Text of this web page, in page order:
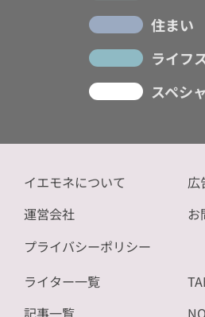
住まい
ライフ
スペシ
イエモネについて
運営会社
プライバシーポリシー
広
お
ライター一覧
記事一覧